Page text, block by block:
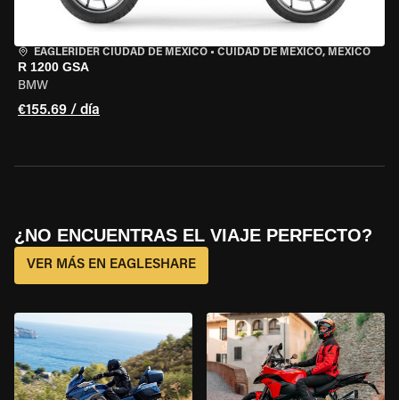
EAGLERIDER CIUDAD DE MÉXICO • CUIDAD DE MEXICO, MEXICO
R 1200 GSA
BMW
€155.69 / día
¿NO ENCUENTRAS EL VIAJE PERFECTO?
VER MÁS EN EAGLESHARE